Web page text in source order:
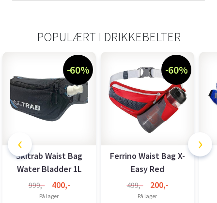
POPULÆRT I DRIKKEBELTER
-60%
Skitrab Waist Bag
Water Bladder 1L
999,- 400,-
På lager
-60%
Ferrino Waist Bag X-
Easy Red
499,- 200,-
På lager
‹ ›